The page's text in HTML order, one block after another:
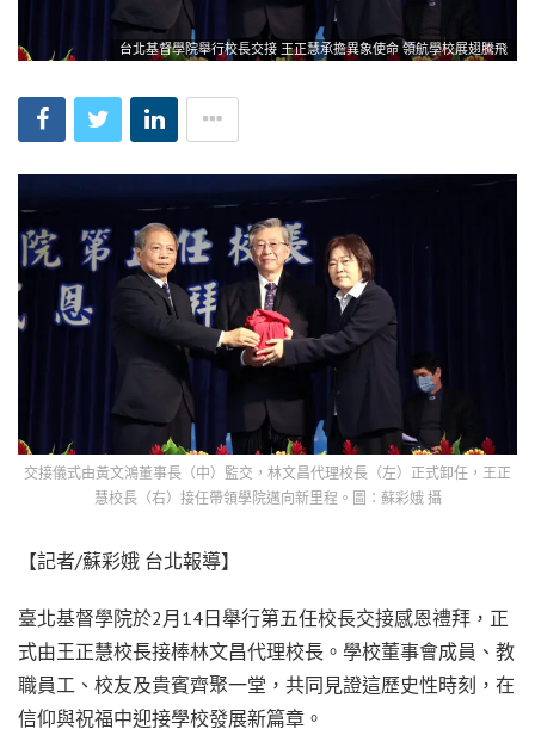
台北基督學院舉行校長交接 王正慧承擔異象使命 領航學校展翅騰飛
交接儀式由黃文鴻董事長（中）監交，林文昌代理校長（左）正式卸任，王正
慧校長（右）接任帶領學院邁向新里程。圖：蘇彩娥 攝
【記者/蘇彩娥 台北報導】
臺北基督學院於2月14日舉行第五任校長交接感恩禮拜，正
式由王正慧校長接棒林文昌代理校長。學校董事會成員、教
職員工、校友及貴賓齊聚一堂，共同見證這歷史性時刻，在
信仰與祝福中迎接學校發展新篇章。